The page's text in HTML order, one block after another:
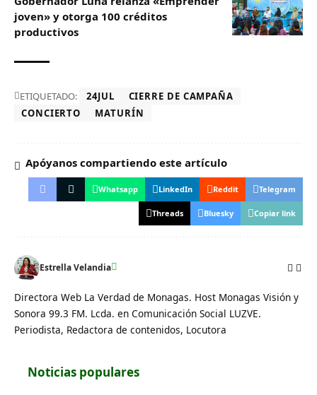
joven» y otorga 100 créditos
productivos
ETIQUETADO: 24JUL
CIERRE DE CAMPAÑA
CONCIERTO
MATURÍN
Apóyanos compartiendo este artículo
Whatsapp LinkedIn Reddit Telegram
Threads Bluesky Copiar link
Estrella Velandia
Directora Web La Verdad de Monagas. Host Monagas Visión y
Sonora 99.3 FM. Lcda. en Comunicación Social LUZVE.
Periodista, Redactora de contenidos, Locutora
Noticias populares